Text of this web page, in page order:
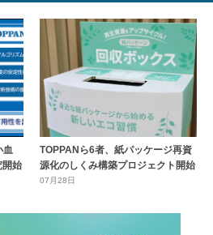
血
開始
TOPPANら6者、紙パッケージ再資
源化のしくみ構築プロジェクト開始
07月28日